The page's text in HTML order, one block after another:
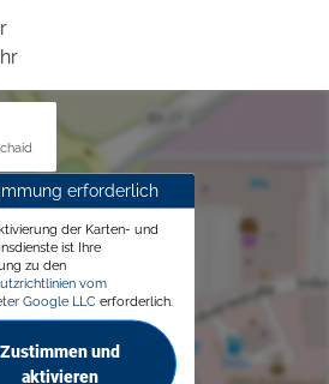
erforderlich
der Karten- und
ist Ihre
zu den
vom
Google LLC erforderlich.
Zustimmen und
aktivieren